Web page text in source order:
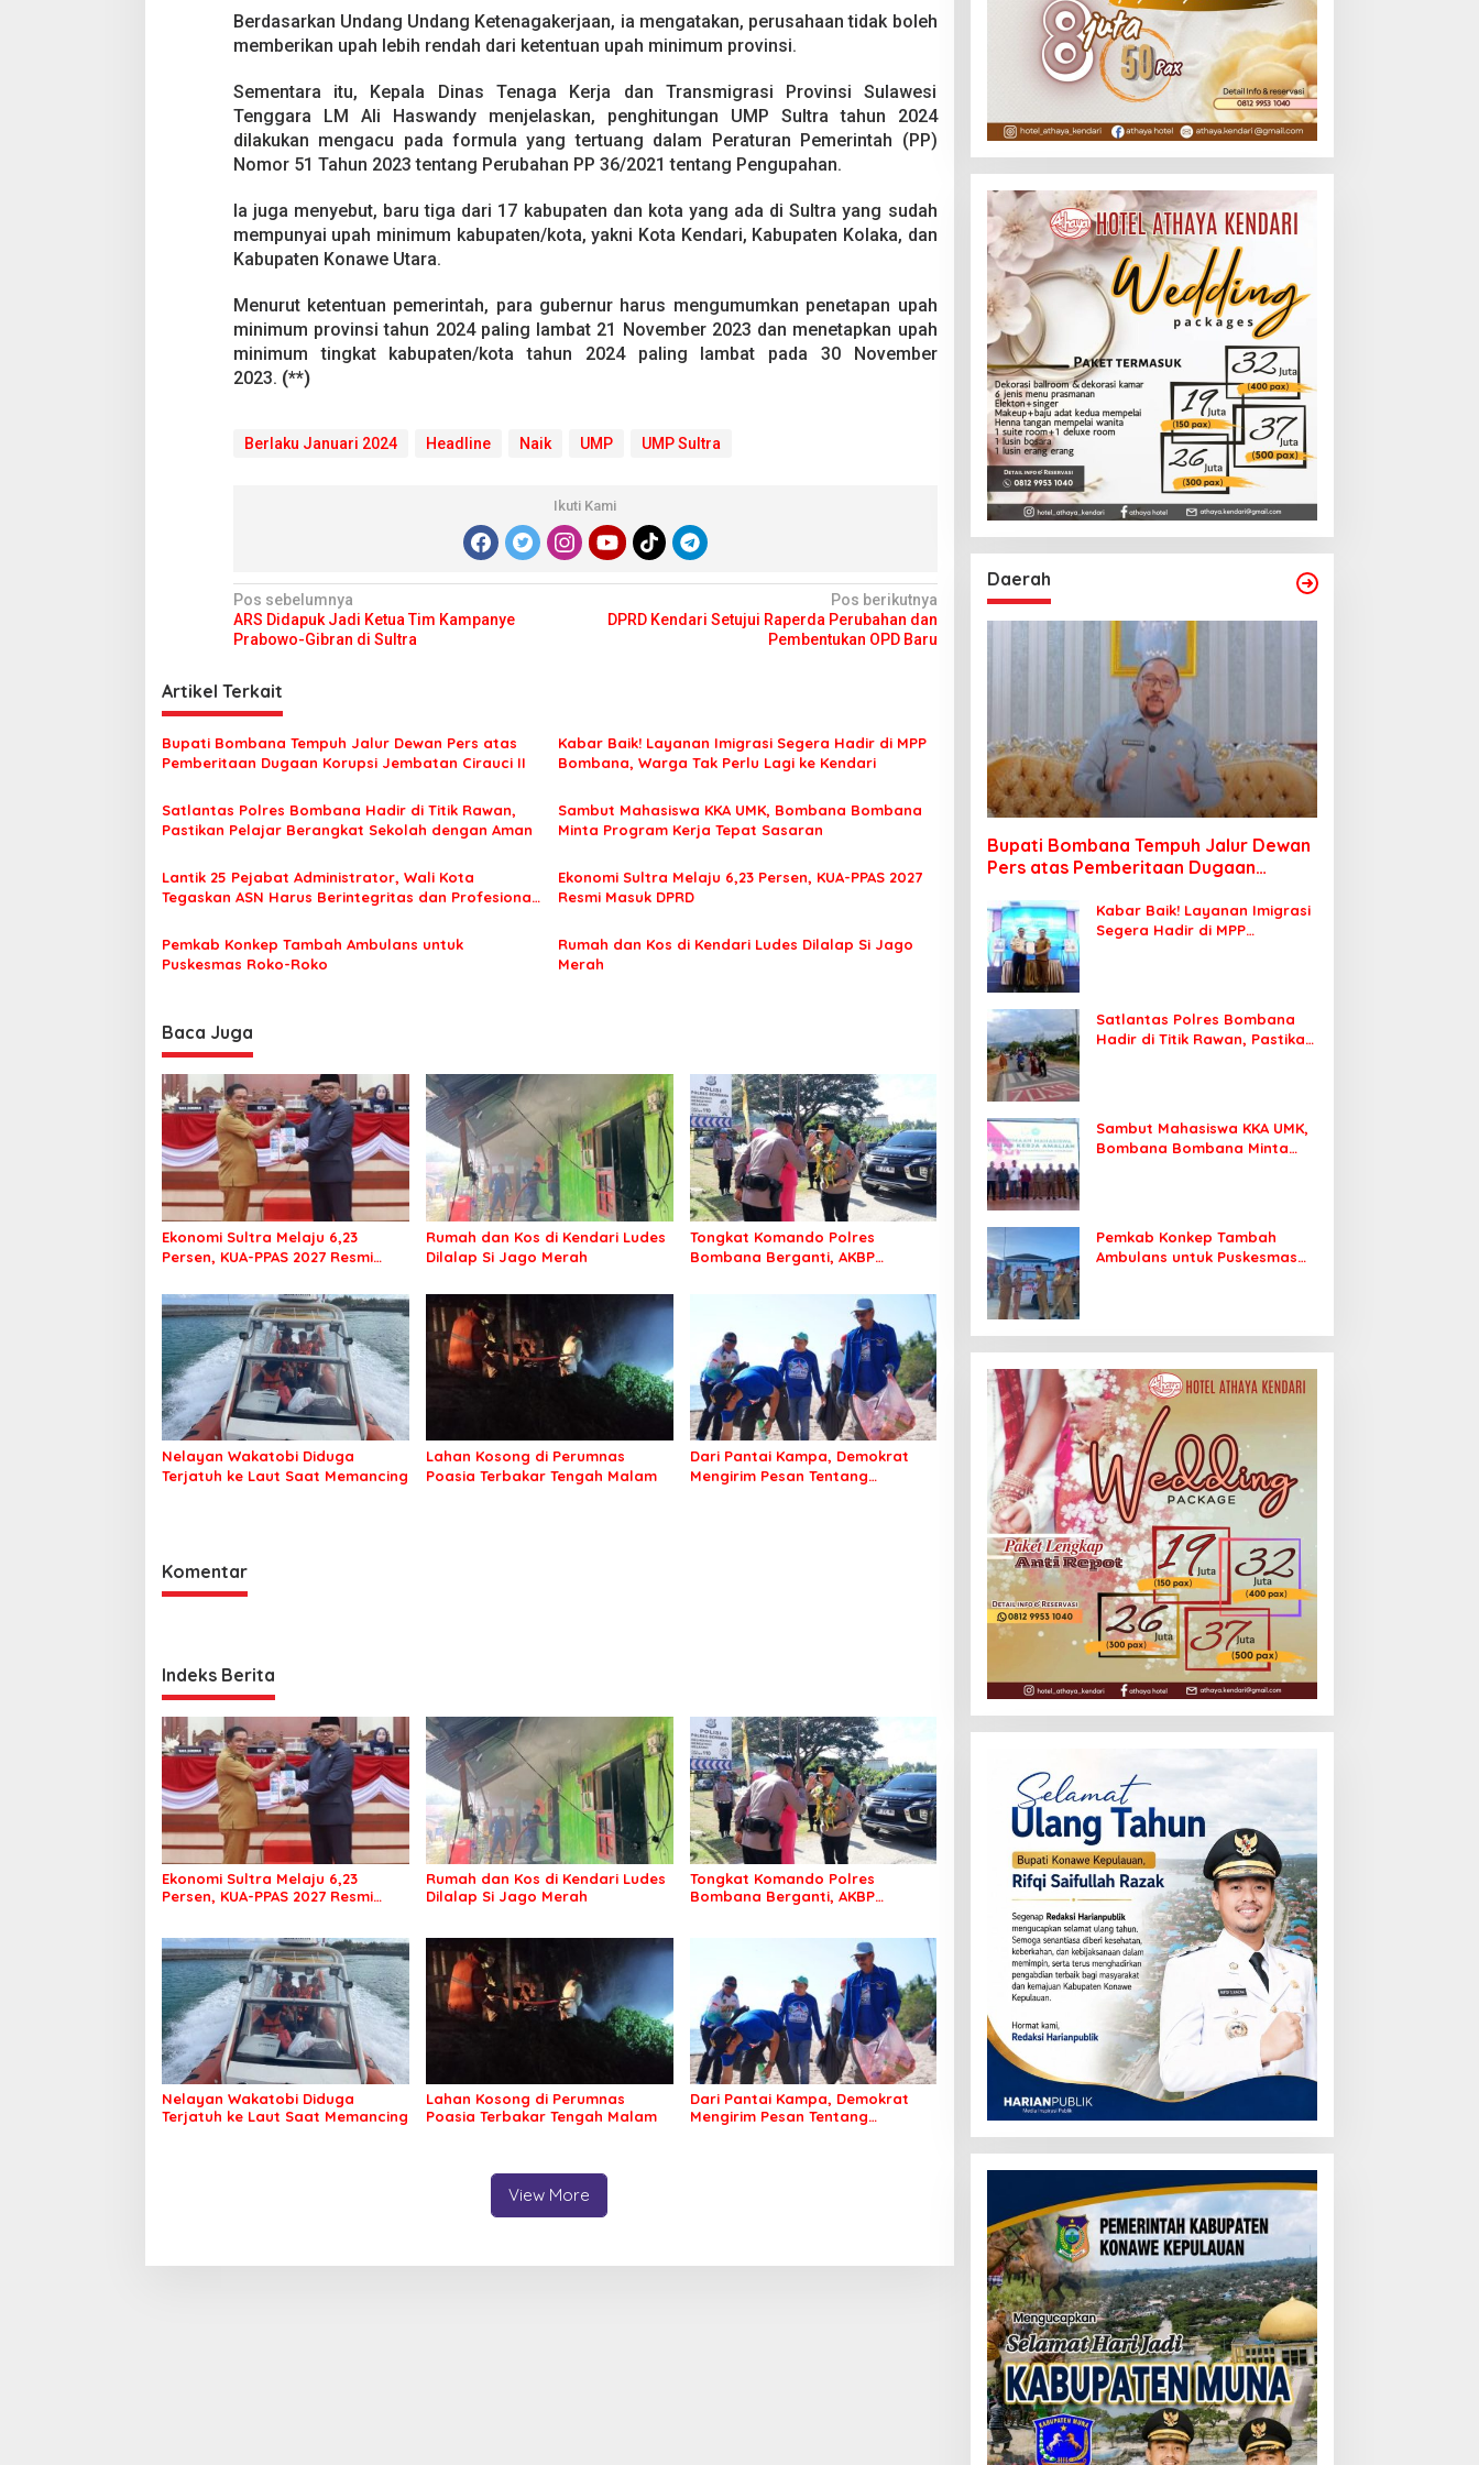
Berdasarkan Undang Undang Ketenagakerjaan, ia mengatakan, perusahaan tidak boleh
memberikan upah lebih rendah dari ketentuan upah minimum provinsi.
Sementara itu, Kepala Dinas Tenaga Kerja dan Transmigrasi Provinsi Sulawesi
Tenggara LM Ali Haswandy menjelaskan, penghitungan UMP Sultra tahun 2024
dilakukan mengacu pada formula yang tertuang dalam Peraturan Pemerintah (PP)
Nomor 51 Tahun 2023 tentang Perubahan PP 36/2021 tentang Pengupahan.
Ia juga menyebut, baru tiga dari 17 kabupaten dan kota yang ada di Sultra yang sudah
mempunyai upah minimum kabupaten/kota, yakni Kota Kendari, Kabupaten Kolaka, dan
Kabupaten Konawe Utara.
​​​​​​​Menurut ketentuan pemerintah, para gubernur harus mengumumkan penetapan upah
minimum provinsi tahun 2024 paling lambat 21 November 2023 dan menetapkan upah
minimum tingkat kabupaten/kota tahun 2024 paling lambat pada 30 November
2023. (**)
Berlaku Januari 2024 Headline Naik UMP UMP Sultra
Ikuti Kami
N
a
i
g
a
i
o
s
Pos sebelumnya
ARS Didapuk Jadi Ketua Tim Kampanye
Prabowo-Gibran di Sultra
Pos berikutnya
DPRD Kendari Setujui Raperda Perubahan dan
Pembentukan OPD Baru
Artikel Terkait
Bupati Bombana Tempuh Jalur Dewan Pers atas
Pemberitaan Dugaan Korupsi Jembatan Cirauci II
Kabar Baik! Layanan Imigrasi Segera Hadir di MPP
Bombana, Warga Tak Perlu Lagi ke Kendari
Satlantas Polres Bombana Hadir di Titik Rawan,
Pastikan Pelajar Berangkat Sekolah dengan Aman
Sambut Mahasiswa KKA UMK, Bombana Bombana
Minta Program Kerja Tepat Sasaran
Lantik 25 Pejabat Administrator, Wali Kota
Tegaskan ASN Harus Berintegritas dan Profesional
Ekonomi Sultra Melaju 6,23 Persen, KUA-PPAS 2027
Resmi Masuk DPRD
Pemkab Konkep Tambah Ambulans untuk
Puskesmas Roko-Roko
Rumah dan Kos di Kendari Ludes Dilalap Si Jago
Merah
Baca Juga
Ekonomi Sultra Melaju 6,23
Persen, KUA-PPAS 2027 Resmi
Rumah dan Kos di Kendari Ludes
Dilalap Si Jago Merah
Tongkat Komando Polres
Bombana Berganti, AKBP
Kepolisian Bombana
Nelayan Wakatobi Diduga
Terjatuh ke Laut Saat Memancing
Lahan Kosong di Perumnas
Poasia Terbakar Tengah Malam
Dari Pantai Kampa, Demokrat
Mengirim Pesan Tentang
Komentar
Indeks Berita
Ekonomi Sultra Melaju 6,23
Persen, KUA-PPAS 2027 Resmi
Rumah dan Kos di Kendari Ludes
Dilalap Si Jago Merah
Tongkat Komando Polres
Bombana Berganti, AKBP
Nelayan Wakatobi Diduga
Terjatuh ke Laut Saat Memancing
Lahan Kosong di Perumnas
Poasia Terbakar Tengah Malam
Dari Pantai Kampa, Demokrat
Mengirim Pesan Tentang
View More
Daerah
Bupati Bombana Tempuh Jalur Dewan
Pers atas Pemberitaan Dugaan
Kabar Baik! Layanan Imigrasi
Segera Hadir di MPP
Satlantas Polres Bombana
Hadir di Titik Rawan, Pastikan
Sambut Mahasiswa KKA UMK,
Bombana Bombana Minta
Pemkab Konkep Tambah
Ambulans untuk Puskesmas